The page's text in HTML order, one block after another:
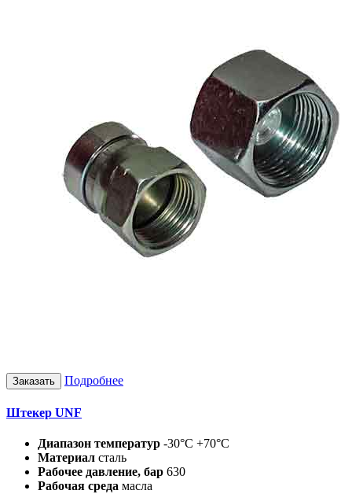
Заказать Подробнее
Штекер UNF
Диапазон температур -30°C +70°C
Материал сталь
Рабочее давление, бар 630
Рабочая среда масла